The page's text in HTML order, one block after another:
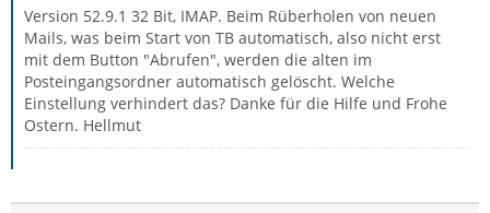
Version 52.9.1 32 Bit, IMAP. Beim Rüberholen von neuen
Mails, was beim Start von TB automatisch, also nicht erst
mit dem Button "Abrufen", werden die alten im
Posteingangsordner automatisch gelöscht. Welche
Einstellung verhindert das? Danke für die Hilfe und Frohe
Ostern. Hellmut